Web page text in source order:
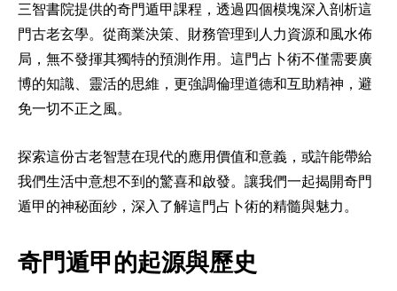
三智書院提供的奇門遁甲課程，透過四個模塊深入剖析這
門古老玄學。從商業決策、財務管理到人力資源和風水佈
局，無不發揮其獨特的預測作用。這門占卜術不僅需要廣
博的知識、靈活的思維，更強調倫理道德和互助精神，避
免一切不正之風。
探索這份古老智慧在現代的應用價值和意義，或許能帶給
我們生活中意想不到的驚喜和啟發。讓我們一起揭開奇門
遁甲的神秘面紗，深入了解這門占卜術的精髓與魅力。
奇門遁甲的起源與歷史